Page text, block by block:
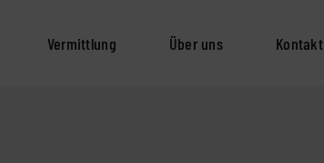
Vermittlung Über uns Kontakt